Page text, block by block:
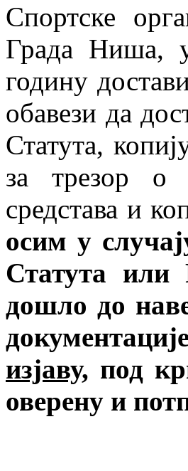
Спортске
Града Ниша,
годину
обавези да
Статута,
за трезор о
средстава и
осим у
Статута или
дошло до
изјаву, под
оверену и